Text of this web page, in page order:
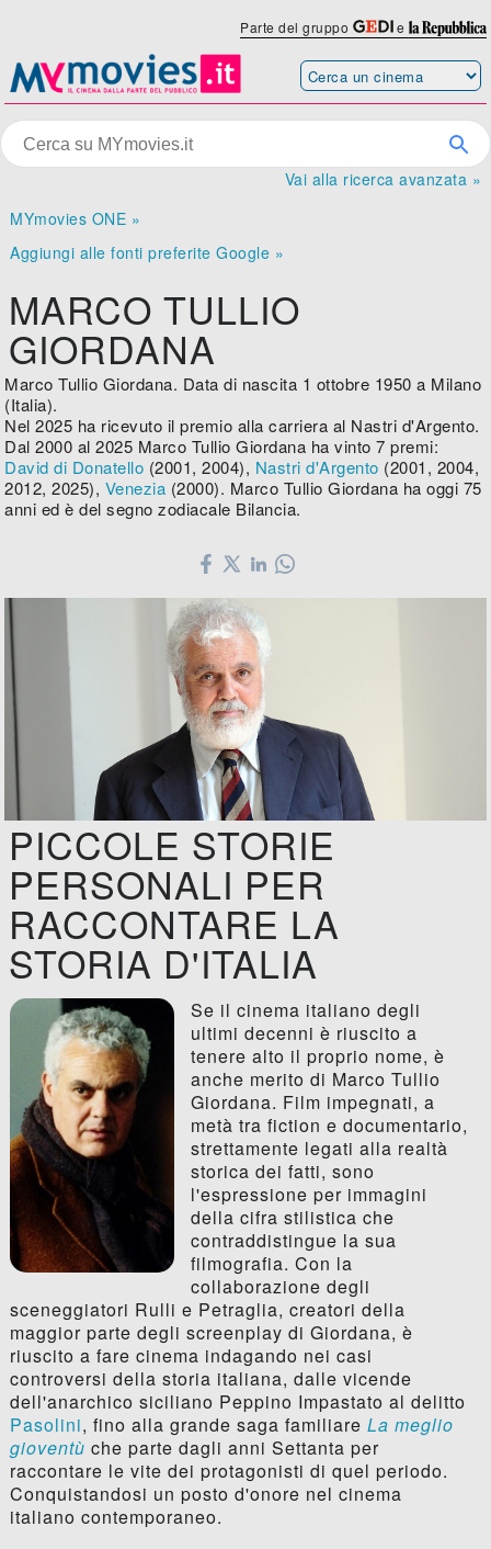
Parte del gruppo e
Vai alla ricerca avanzata »
MYmovies ONE »
Aggiungi alle fonti preferite Google »
MARCO TULLIO
GIORDANA
Marco Tullio Giordana. Data di nascita 1 ottobre 1950 a Milano
(Italia).
Nel 2025 ha ricevuto il premio alla carriera al Nastri d'Argento.
Dal 2000 al 2025 Marco Tullio Giordana ha vinto 7 premi:
David di Donatello (2001, 2004), Nastri d'Argento (2001, 2004,
2012, 2025), Venezia (2000). Marco Tullio Giordana ha oggi 75
anni ed è del segno zodiacale Bilancia.
PICCOLE STORIE
PERSONALI PER
RACCONTARE LA
STORIA D'ITALIA
Se il cinema italiano degli
ultimi decenni è riuscito a
tenere alto il proprio nome, è
anche merito di Marco Tullio
Giordana. Film impegnati, a
metà tra fiction e documentario,
strettamente legati alla realtà
storica dei fatti, sono
l'espressione per immagini
della cifra stilistica che
contraddistingue la sua
filmografia. Con la
collaborazione degli
sceneggiatori Rulli e Petraglia, creatori della
maggior parte degli screenplay di Giordana, è
riuscito a fare cinema indagando nei casi
controversi della storia italiana, dalle vicende
dell'anarchico siciliano Peppino Impastato al delitto
Pasolini, fino alla grande saga familiare La meglio
gioventù che parte dagli anni Settanta per
raccontare le vite dei protagonisti di quel periodo.
Conquistandosi un posto d'onore nel cinema
italiano contemporaneo.